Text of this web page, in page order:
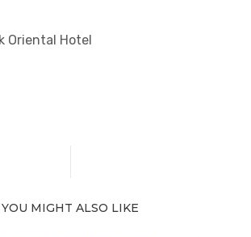
Oriental Hotel
YOU MIGHT ALSO LIKE